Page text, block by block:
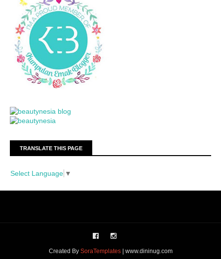
TRANSLATE THIS PAGE
Select Language ▼
Created By SoraTemplates| www.dininug.com